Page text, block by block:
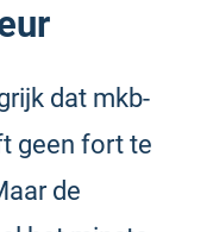
dat mkb-
geen fort te
de